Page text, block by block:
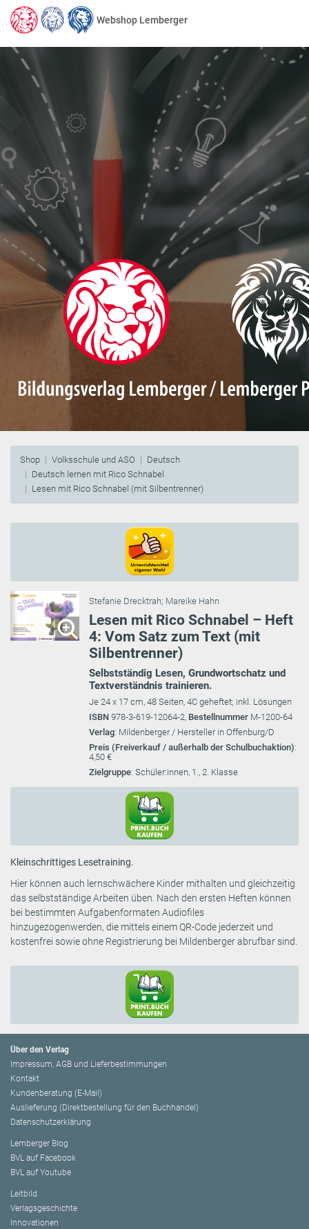
Webshop Lemberger
Shop Volksschule und ASO
Deutsch
Deutsch lernen mit Rico Schnabel
Lesen mit Rico Schnabel (mit Silbentrenner)
Stefanie Drecktrah; Mareike Hahn
Lesen mit Rico Schnabel – Heft
4: Vom Satz zum Text (mit
Silbentrenner)
Selbstständig Lesen, Grundwortschatz und
Textverständnis trainieren.
Je 24 x 17 cm, 48 Seiten, 4C geheftet; inkl. Lösungen
ISBN 978-3-619-12064-2, Bestellnummer M-1200-64
Verlag: Mildenberger / Hersteller in Offenburg/D
Preis (Freiverkauf / außerhalb der Schulbuchaktion):
4,50 €
Zielgruppe: Schüler:innen, 1., 2. Klasse
Kleinschrittiges Lesetraining.
Hier können auch lernschwächere Kinder mithalten und gleichzeitig
das selbstständige Arbeiten üben. Nach den ersten Heften können
bei bestimmten Aufgabenformaten Audiofiles
hinzugezogenwerden, die mittels einem QR-Code jederzeit und
kostenfrei sowie ohne Registrierung bei Mildenberger abrufbar sind.
Über den Verlag
Impressum, AGB und Lieferbestimmungen
Kontakt
Kundenberatung (E-Mail)
Auslieferung (Direktbestellung für den Buchhandel)
Datenschutzerklärung
Lemberger Blog
BVL auf Facebook
BVL auf Youtube
Leitbild
Verlagsgeschichte
Innovationen